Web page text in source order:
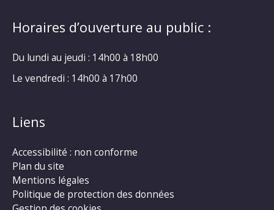
Horaires d’ouverture au public :
Du lundi au jeudi : 14h00 à 18h00
Le vendredi : 14h00 à 17h00
Liens
Accessibilité : non conforme
Plan du site
Mentions légales
Politique de protection des données